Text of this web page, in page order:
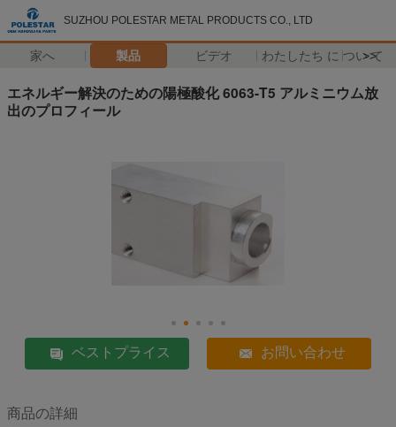
SUZHOU POLESTAR METAL PRODUCTS CO., LTD
家へ 製品 ビデオ わたしたち に つい て
>>
エネルギー解決のための陽極酸化 6063-T5 アルミニウム放
出のプロフィール
ベストプライス お問い合わせ
商品の詳細